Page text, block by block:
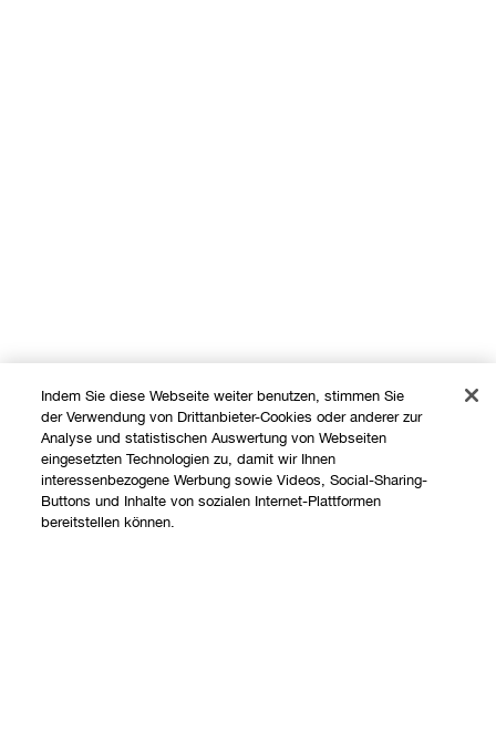
Shoppen
Indem Sie diese Webseite weiter benutzen, stimmen Sie
der Verwendung von Drittanbieter-Cookies oder anderer zur
Analyse und statistischen Auswertung von Webseiten
eingesetzten Technologien zu, damit wir Ihnen
interessenbezogene Werbung sowie Videos, Social-Sharing-
Buttons und Inhalte von sozialen Internet-Plattformen
bereitstellen können.